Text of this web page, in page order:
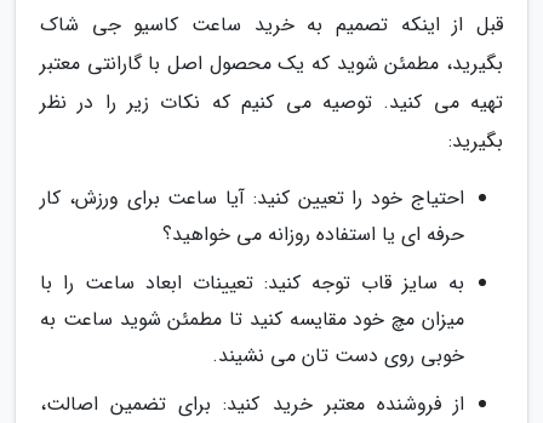
قبل از اینکه تصمیم به خرید ساعت کاسیو جی شاک
بگیرید، مطمئن شوید که یک محصول اصل با گارانتی معتبر
تهیه می کنید. توصیه می کنیم که نکات زیر را در نظر
بگیرید:
احتیاج خود را تعیین کنید: آیا ساعت برای ورزش، کار
حرفه ای یا استفاده روزانه می خواهید؟
به سایز قاب توجه کنید: تعیینات ابعاد ساعت را با
میزان مچ خود مقایسه کنید تا مطمئن شوید ساعت به
خوبی روی دست تان می نشیند.
از فروشنده معتبر خرید کنید: برای تضمین اصالت،